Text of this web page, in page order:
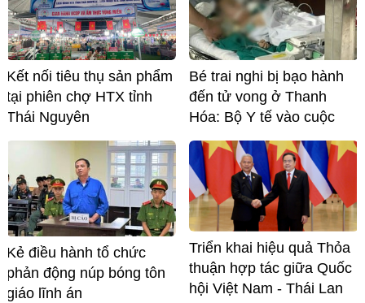
Kết nối tiêu thụ sản phẩm
tại phiên chợ HTX tỉnh
Thái Nguyên
Bé trai nghi bị bạo hành
đến tử vong ở Thanh
Hóa: Bộ Y tế vào cuộc
Kẻ điều hành tổ chức
phản động núp bóng tôn
giáo lĩnh án
Triển khai hiệu quả Thỏa
thuận hợp tác giữa Quốc
hội Việt Nam - Thái Lan